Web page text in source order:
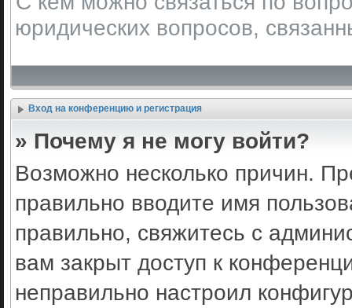
юридических вопросов,
Вход на конференцию и регистрация
» Почему я не могу войти?
Возможно несколько причин.
правильно вводите имя
правильно, свяжитесь с
вам закрыт доступ к
неправильно настроил